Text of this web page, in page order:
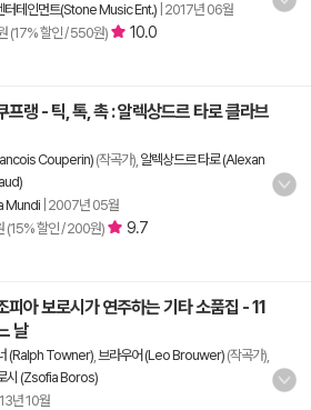
터테인먼트(Stone Music Ent.) 2017년 06월
(17% 할인 / 550원)
10.0
프랭 - 틱, 톡, 촉 : 알렉상드르 타로 클라브
Couperin)(작곡가), 알렉상드르 타로 (Alexan
Mundi 2007년 05월
(15% 할인 / 200원)
9.7
피아 보로시가 연주하는 기타 소품집 - 11
날
(Ralph Towner) 브라우어 (Leo Brouwer) (작곡가),
시 (Zsofia Boros)
년 10월